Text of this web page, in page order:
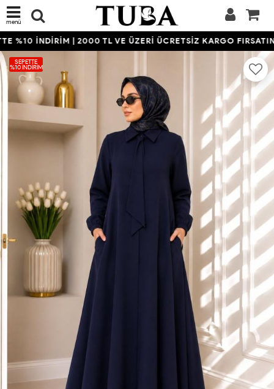
menü
%10 İNDİRİM | 2000 TL VE ÜZERİ ÜCRETSİZ KARGO FIRSATINI
SEPETTE
%10 İNDIRIM